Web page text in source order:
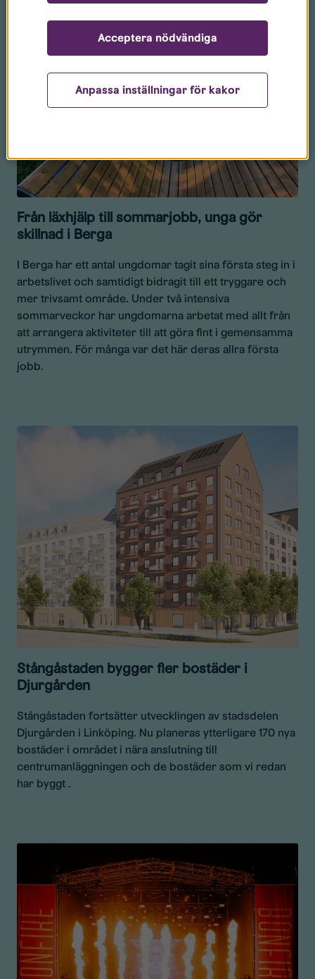
Från läxhjälp till sommarjobb, unga gör
skillnad i Berga
I Berga har ett antal ungdomar tagit sina första steg in i
arbetslivet och samtidigt bidragit till ett tryggare och
mer trivsamt område. Under två intensiva
sommarveckor har ungdomarna arbetat med allt från
att arrangera aktiviteter till att göra fint i gemensamma
utrymmen. För många var det här deras allra första
jobb.
Stångåstaden bygger fler bostäder i
Djurgården
Stångåstaden fortsätter utvecklingen av stadsdelen
Djurgården i Linköping. Nu planeras ytterligare 170 nya
bostäder i området i nära anslutning till
centrumanläggningen och de bostäder som vi redan
har byggt .
Anpassa inställningar för kakor
Acceptera nödvändiga